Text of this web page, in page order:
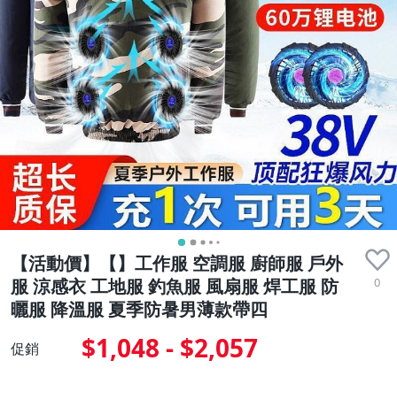
【活動價】【】工作服 空調服 廚師服 戶外
服 涼感衣 工地服 釣魚服 風扇服 焊工服 防
曬服 降溫服 夏季防暑男薄款帶四
0
促銷 $1,048 - $2,057